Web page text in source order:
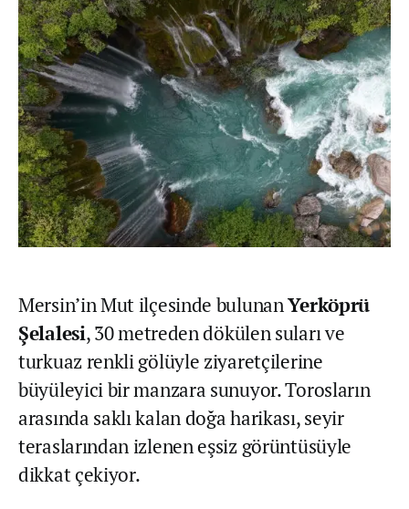
Mersin’in Mut ilçesinde bulunanYerköprü
Şelalesi, 30 metreden dökülen suları ve
turkuaz renkli gölüyle ziyaretçilerine
büyüleyici bir manzara sunuyor. Torosların
arasında saklı kalan doğa harikası, seyir
teraslarından izlenen eşsiz görüntüsüyle
dikkat çekiyor.